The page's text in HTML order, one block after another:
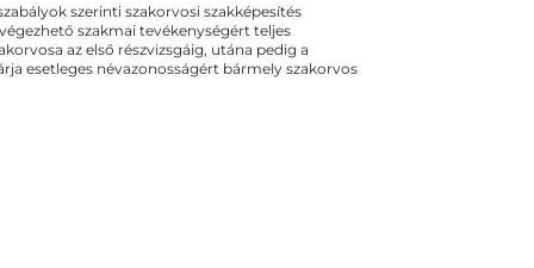
szerinti szakorvosi szakképesítés
szakmai tevékenységért teljes
az első részvizsgáig, utána pedig a
esetleges névazonosságért bármely szakorvos